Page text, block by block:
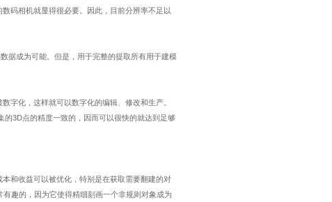
码相机就显得很必要。因此，目前分辨率不足以
据成为可能。但是，用于完整的提取所有用于建模
字化，这样就可以数字化的编辑、修改和生产。
的3D点的精度一致的，因而可以很快的就达到足够
和收益可以被优化，特别是在获取需要翻建的对
趣的，因为它使得精细刻画一个非规则对象成为